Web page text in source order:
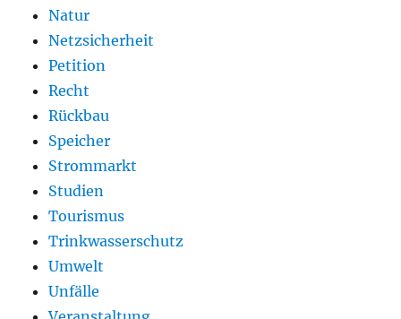
Natur
Netzsicherheit
Petition
Recht
Rückbau
Speicher
Strommarkt
Studien
Tourismus
Trinkwasserschutz
Umwelt
Unfälle